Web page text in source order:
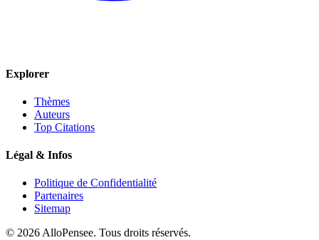
Explorer
Thèmes
Auteurs
Top Citations
Légal & Infos
Politique de Confidentialité
Partenaires
Sitemap
© 2026 AlloPensee. Tous droits réservés.